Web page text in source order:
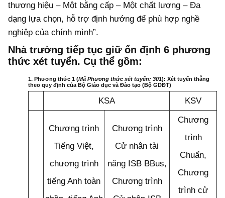
thương hiệu – Một bằng cấp – Một chất lượng – Đa
dạng lựa chọn, hỗ trợ định hướng để phù hợp nghề
nghiệp của chính mình”.
Nhà trường tiếp tục giữ ổn định 6 phương
thức xét tuyển. Cụ thể gồm:
1. Phương thức 1 (Mã Phương thức xét tuyển: 301): Xét tuyển thẳng
theo quy định của Bộ Giáo dục và Đào tạo (Bộ GDĐT)
KSA KSV
Chương trình
Tiếng Việt,
chương trình
tiếng Anh toàn
Chương trình
Cử nhân tài
năng ISB BBus,
Chương trình
Chương
trình
Chuẩn,
Chương
trình cử